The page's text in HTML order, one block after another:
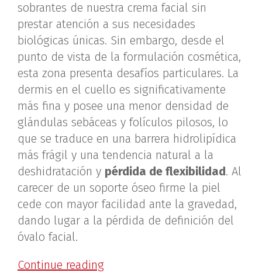
sobrantes de nuestra crema facial sin
prestar atención a sus necesidades
biológicas únicas. Sin embargo, desde el
punto de vista de la formulación cosmética,
esta zona presenta desafíos particulares. La
dermis en el cuello es significativamente
más fina y posee una menor densidad de
glándulas sebáceas y folículos pilosos, lo
que se traduce en una barrera hidrolipídica
más frágil y una tendencia natural a la
deshidratación y pérdida de flexibilidad. Al
carecer de un soporte óseo firme la piel
cede con mayor facilidad ante la gravedad,
dando lugar a la pérdida de definición del
óvalo facial.
Continue reading